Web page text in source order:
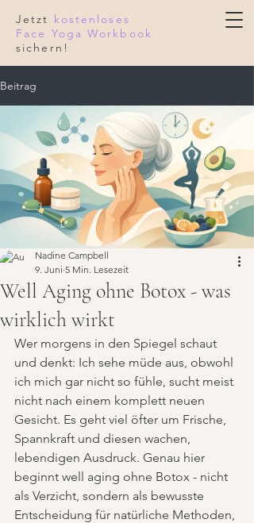
Jetzt kostenloses
Face Yoga Workbook
sichern!
Beitrag
Well Aging ohne Botox - was
wirklich wirkt
Nadine Campbell
9. Juni 5 Min. Lesezeit
Wer morgens in den Spiegel schaut
und denkt: Ich sehe müde aus, obwohl
ich mich gar nicht so fühle, sucht meist
nicht nach einem komplett neuen
Gesicht. Es geht viel öfter um Frische,
Spannkraft und diesen wachen,
lebendigen Ausdruck. Genau hier
beginnt well aging ohne Botox - nicht
als Verzicht, sondern als bewusste
Entscheidung für natürliche Methoden,